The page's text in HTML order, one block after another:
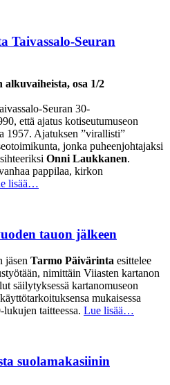
Taivassalo-Seuran
alkuvaiheista, osa 1/2
Seuran 30-
että ajatus kotiseutumuseon
1957. Ajatuksen ”virallisti”
jonka puheenjohtajaksi
Onni Laukkanen.
pappilaa, kirkon
lisää…
tauon jälkeen
jäsen Tarmo Päivärinta esittelee
nimittäin Viiasten kartanon
säilytyksessä kartanomuseon
mukaisessa
taitteessa. Lue lisää…
suolamakasiinin